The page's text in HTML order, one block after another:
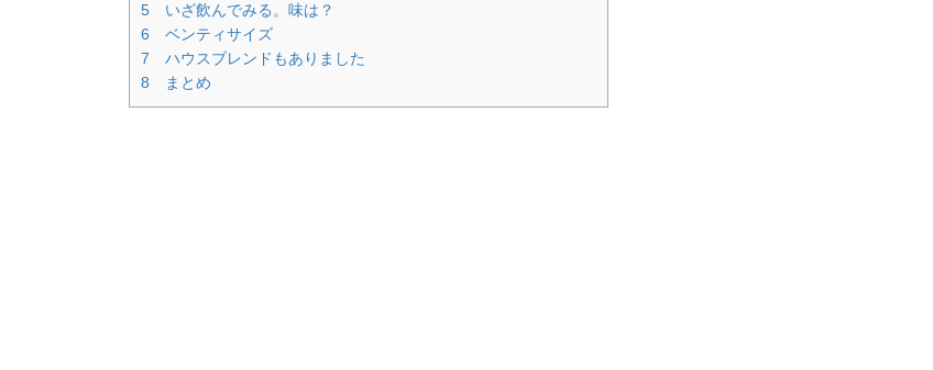
5 いざ飲んでみる。味は？
6 ベンティサイズ
7 ハウスブレンドもありました
8 まとめ